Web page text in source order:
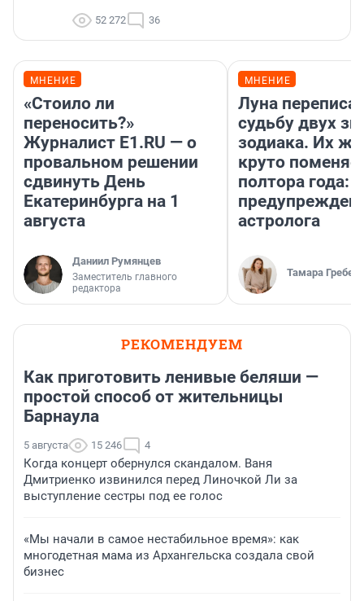
52 272 36
МНЕНИЕ
«Стоило ли
переносить?»
Журналист E1.RU — о
провальном решении
сдвинуть День
Екатеринбурга на 1
августа
Даниил Румянцев
Заместитель главного
редактора
МНЕНИЕ
Луна
судьбу двух
зодиака. Их
круто
полтора года:
астролога
Тамара
РЕКОМЕНДУЕМ
Как приготовить ленивые беляши —
простой способ от жительницы
Барнаула
5 августа 15 246 4
Когда концерт обернулся скандалом. Ваня
Дмитриенко извинился перед Линочкой Ли за
выступление сестры под ее голос
«Мы начали в самое нестабильное время»: как
многодетная мама из Архангельска создала свой
бизнес